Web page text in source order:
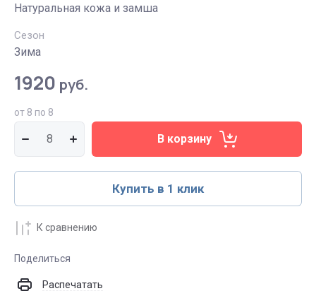
Натуральная кожа и замша
Сезон
Зима
1920 руб.
от 8 по 8
В корзину
Купить в 1 клик
К сравнению
Поделиться
Распечатать